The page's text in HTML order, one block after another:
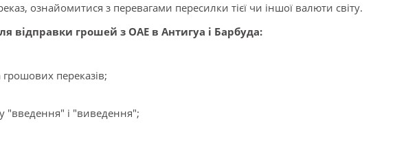
ознайомитися з перевагами пересилки тієї чи іншої валюти світу.
відправки грошей з ОАЕ в Антигуа і Барбуда:
переказів;
"введення" і "виведення";